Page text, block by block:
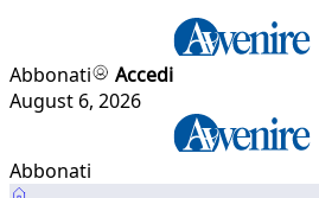
Abbonati
Accedi
August 6, 2026
Abbonati